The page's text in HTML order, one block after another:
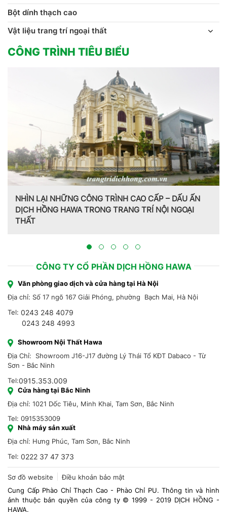
Bột dính thạch cao
Vật liệu trang trí ngoại thất
CÔNG TRÌNH TIÊU BIỂU
Trang trí nội thất theo phong cách Pháp do CT CP Dịch
CÔNG TY CỔ PHẦN DỊCH HỒNG HAWA
Văn phòng giao dịch và cửa hàng tại Hà Nội
Địa chỉ: Số 17 ngõ 167 Giải Phóng, phường Bạch Mai, Hà Nội
Tel: 0243 248 4079
0243 248 4993
Showroom Nội Thất Hawa
Địa Chỉ: Showroom J16-J17 đường Lý Thái Tổ KĐT Dabaco - Từ
Sơn - Bắc Ninh
Tel:0915.353.009
Cửa hàng tại Bắc Ninh
Địa chỉ: 1021 Dốc Tiêu, Minh Khai, Tam Sơn, Bắc Ninh
Tel: 0915353009
Nhà máy sản xuất
Địa chỉ: Hưng Phúc, Tam Sơn, Bắc Ninh
Tel: 0222 37 47 373
Sơ đồ website
Điều khoản bảo mật
Cung Cấp Phào Chỉ Thạch Cao - Phào Chỉ PU. Thông tin và hình
ảnh thuộc bản quyền của công ty © 1999 - 2019 DỊCH HỒNG -